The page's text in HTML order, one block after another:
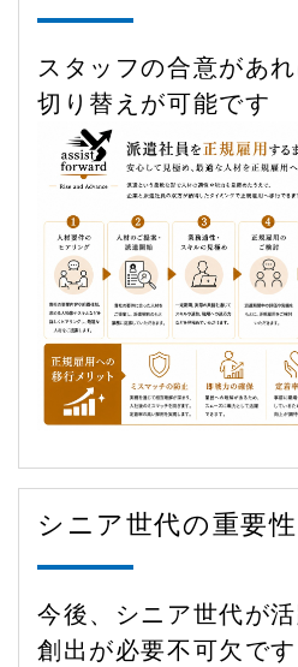
スタッフの合意があ
切り替えが可能です
シニア世代の重要性
今後、シニア世代が
創出が必要不可欠です